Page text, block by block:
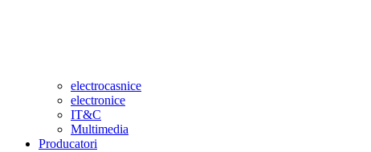
electrocasnice
electronice
IT&C
Multimedia
Producatori